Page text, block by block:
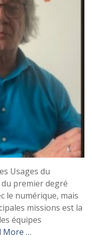
Usages du
premier degré
le numérique, mais
missions est la
équipes
More …